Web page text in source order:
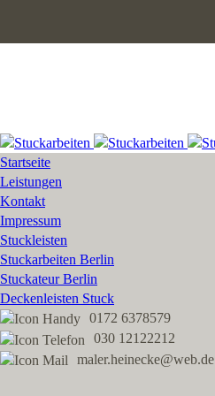
Startseite
Leistungen
Kontakt
Impressum
Stuckleisten
Stuckarbeiten Berlin
Stuckateur Berlin
Deckenleisten Stuck
0172 6378579
030 12122212
maler.heinecke@web.de